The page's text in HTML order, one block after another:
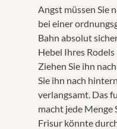
Angst müssen Sie
bei einer
Bahn absolut
Hebel Ihres
Ziehen Sie ihn
Sie ihn nach
verlangsamt. Das
macht jede Menge
Frisur könnte